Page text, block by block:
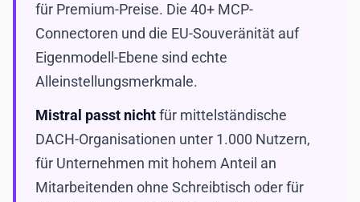
für Premium-Preise. Die 40+ MCP-
Connectoren und die EU-Souveränität auf
Eigenmodell-Ebene sind echte
Alleinstellungsmerkmale.
Mistral passt nichtfür mittelständische
DACH-Organisationen unter 1.000 Nutzern,
für Unternehmen mit hohem Anteil an
Mitarbeitenden ohne Schreibtisch oder für